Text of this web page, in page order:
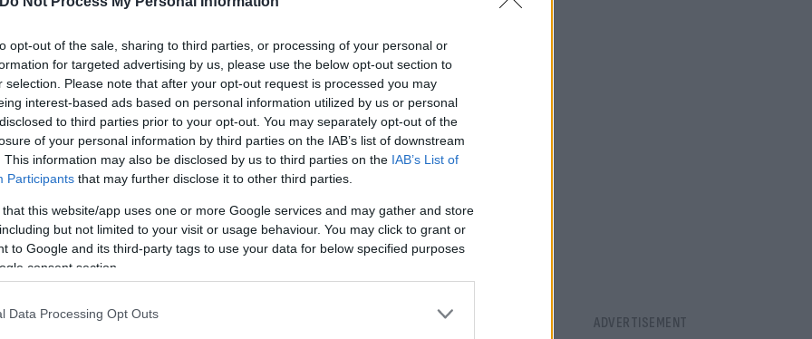
opt-out of the sale, sharing to third parties, or processing of your personal or
for targeted advertising by us, please use the below opt-out section to
selection. Please note that after your opt-out request is processed you may
interest-based ads based on personal information utilized by us or personal
to third parties prior to your opt-out. You may separately opt-out of the
of your personal information by third parties on the IAB’s list of downstream
This information may also be disclosed by us to third parties on the IAB’s List of
Participants that may further disclose it to other third parties.
that this website/app uses one or more Google services and may gather and store
but not limited to your visit or usage behaviour. You may click to grant or
to Google and its third-party tags to use your data for below specified purposes
consent section.
Data Processing Opt Outs